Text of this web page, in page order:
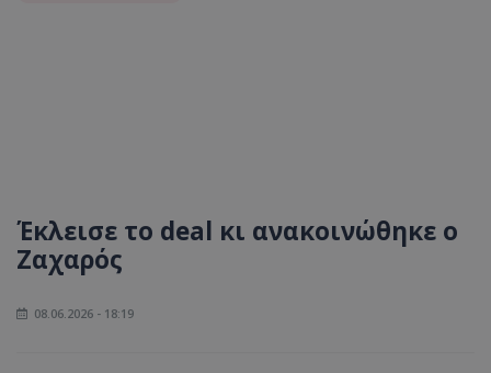
Έκλεισε το deal κι ανακοινώθηκε ο
Ζαχαρός
08.06.2026 - 18:19